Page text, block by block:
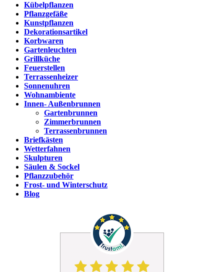
Kübelpflanzen
Pflanzgefäße
Kunstpflanzen
Dekorationsartikel
Korbwaren
Gartenleuchten
Grillküche
Feuerstellen
Terrassenheizer
Sonnenuhren
Wohnambiente
Innen- Außenbrunnen
Gartenbrunnen
Zimmerbrunnen
Terrassenbrunnen
Briefkästen
Wetterfahnen
Skulpturen
Säulen & Sockel
Pflanzzubehör
Frost- und Winterschutz
Blog